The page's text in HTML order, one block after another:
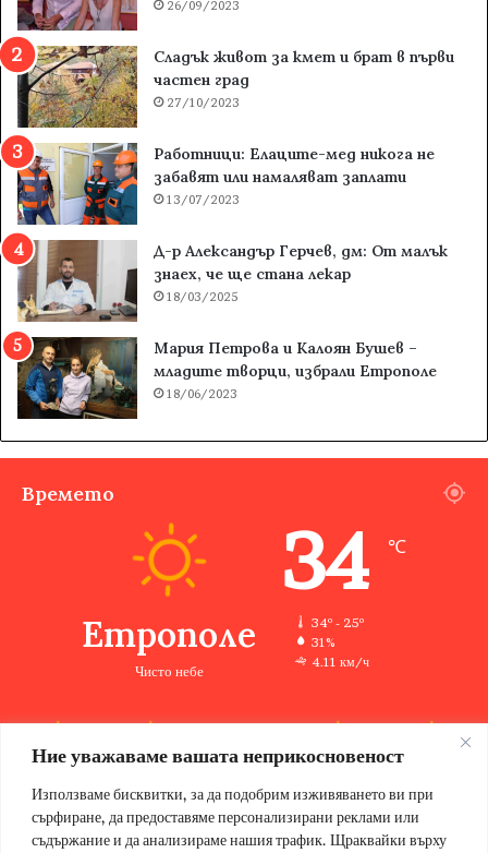
Ние уважаваме вашата неприкосновеност
Използваме бисквитки, за да подобрим изживяването ви при
сърфиране, да предоставяме персонализирани реклами или
съдържание и да анализираме нашия трафик. Щраквайки върху
26/09/2023
Сладък живот за кмет и брат в първи
частен град
27/10/2023
Работници: Елаците-мед никога не
забавят или намаляват заплати
13/07/2023
Д-р Александър Герчев, дм: От малък
знаех, че ще стана лекар
18/03/2025
Мария Петрова и Калоян Бушев –
младите творци, избрали Етрополе
18/06/2023
Времето
Етрополе
Чисто небе
34 ℃
34º - 25º
31%
4.11 км/ч
34 ℃ 34 ℃ 33 ℃ 35 ℃